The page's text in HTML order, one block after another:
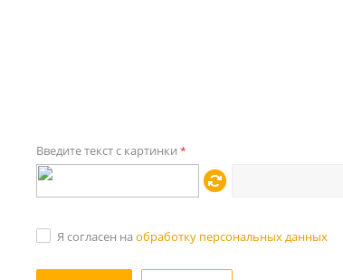
Введите текст с картинки *
Я согласен на обработку персональных данных